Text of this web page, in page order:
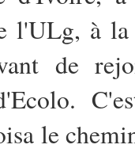
l'ULg, à
de
le